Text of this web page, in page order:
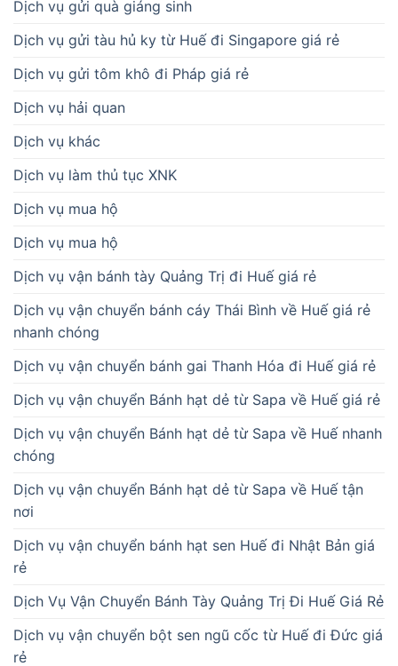
Dịch vụ gửi quà giáng sinh
Dịch vụ gửi tàu hủ ky từ Huế đi Singapore giá rẻ
Dịch vụ gửi tôm khô đi Pháp giá rẻ
Dịch vụ hải quan
Dịch vụ khác
Dịch vụ làm thủ tục XNK
Dịch vụ mua hộ
Dịch vụ mua hộ
Dịch vụ vận bánh tày Quảng Trị đi Huế giá rẻ
Dịch vụ vận chuyển bánh cáy Thái Bình về Huế giá rẻ
nhanh chóng
Dịch vụ vận chuyển bánh gai Thanh Hóa đi Huế giá rẻ
Dịch vụ vận chuyển Bánh hạt dẻ từ Sapa về Huế giá rẻ
Dịch vụ vận chuyển Bánh hạt dẻ từ Sapa về Huế nhanh
chóng
Dịch vụ vận chuyển Bánh hạt dẻ từ Sapa về Huế tận
nơi
Dịch vụ vận chuyển bánh hạt sen Huế đi Nhật Bản giá
rẻ
Dịch Vụ Vận Chuyển Bánh Tày Quảng Trị Đi Huế Giá Rẻ
Dịch vụ vận chuyển bột sen ngũ cốc từ Huế đi Đức giá
rẻ